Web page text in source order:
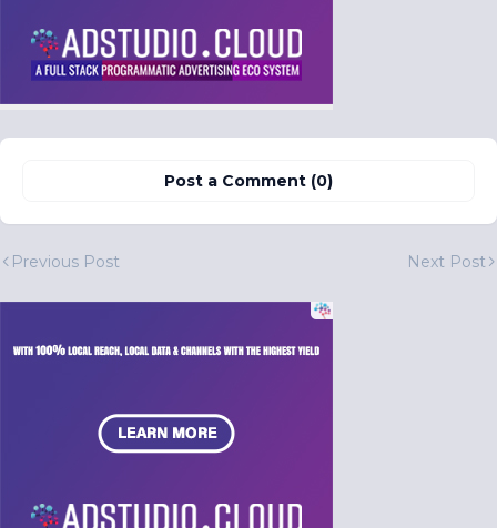
Post a Comment (0)
Previous Post Next Post